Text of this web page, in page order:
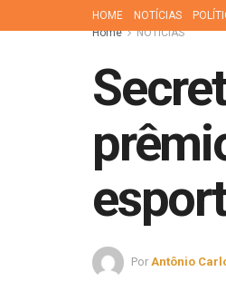
HOME NOTÍCIAS
Home
NOTÍCIAS
Por Antônio